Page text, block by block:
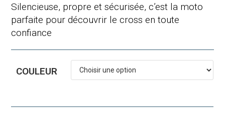
Silencieuse, propre et sécurisée, c’est la moto
parfaite pour découvrir le cross en toute
confiance
COULEUR